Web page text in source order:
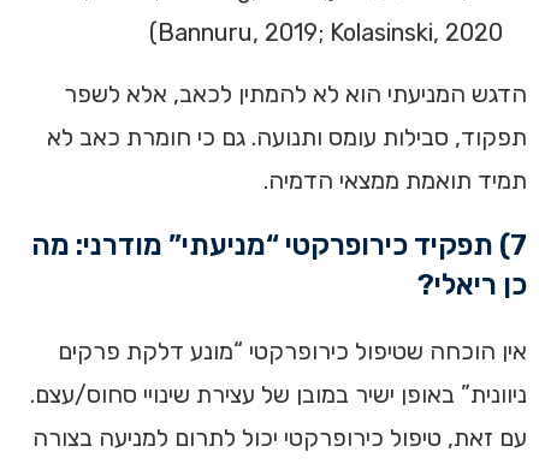
Bannuru, 2019; Kolasinski, 2020)
הדגש המניעתי הוא לא להמתין לכאב, אלא לשפר
תפקוד, סבילות עומס ותנועה. גם כי חומרת כאב לא
תמיד תואמת ממצאי הדמיה.
7) תפקיד כירופרקטי “מניעתי” מודרני: מה
כן ריאלי?
אין הוכחה שטיפול כירופרקטי “מונע דלקת פרקים
ניוונית” באופן ישיר במובן של עצירת שינויי סחוס/עצם.
עם זאת, טיפול כירופרקטי יכול לתרום למניעה בצורה